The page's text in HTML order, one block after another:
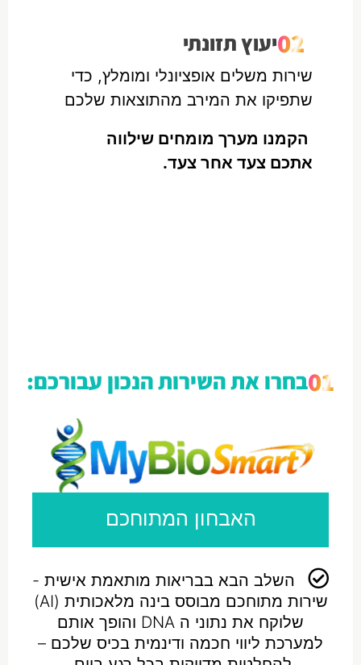
02יעוץ תזונתי
שירות משלים אופציונלי ומומלץ, כדי
שתפיקו את המירב מהתוצאות שלכם
הקמנו מערך מומחים שילווה
אתכם צעד אחר צעד.
01בחרו את השירות הנכון עבורכם:
האבחון המתוחכם
השלב הבא בבריאות מותאמת אישית -
שירות מתוחכם מבוסס בינה מלאכותית (AI)
שלוקח את נתוני ה DNA והופך אותם
למערכת ליווי חכמה ודינמית בכיס שלכם –